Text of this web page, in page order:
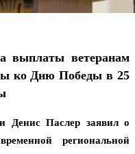
выплаты ветеранам
ко Дню Победы в 25
Денис Паслер заявил о
региональной